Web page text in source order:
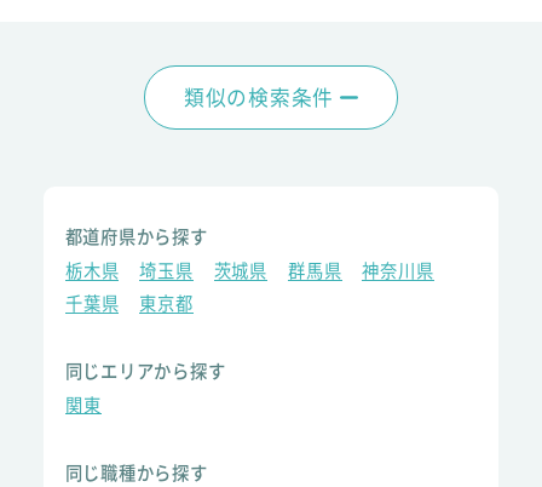
類似の検索条件
都道府県から探す
栃木県
埼玉県 茨城県 群馬県
神奈川県
千葉県
東京都
同じエリアから探す
関東
同じ職種から探す